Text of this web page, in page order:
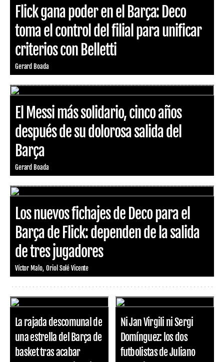
Flick gana poder en el Barça: Deco
toma el control del filial para unificar
criterios con Belletti
Gerard Boada
El Messi más solidario, cinco años
después de su dolorosa salida del
Barça
Gerard Boada
Los nuevos fichajes de Deco para el
Barça de Flick: dependen de la salida
de tres jugadores
Víctor Malo Oriol Solé Vicente
La rajada descomunal de
una estrella del Barça de
basket tras acabar
Ni Jan Virgili ni Sergi
Domínguez: los dos
futbolistas de Juliano